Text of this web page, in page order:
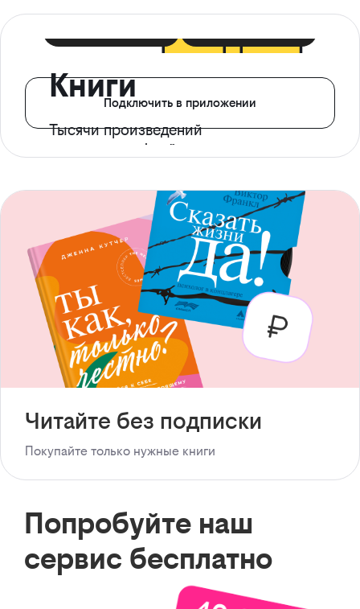
Книги
Тысячи произведений
с доступом офлайн
Подключить в приложении
Читайте без подписки
Покупайте только нужные книги
Попробуйте наш
сервис бесплатно